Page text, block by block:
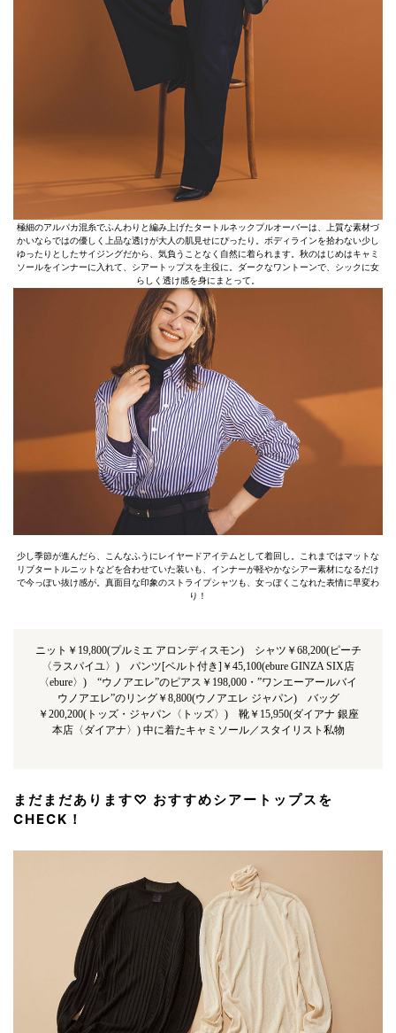
極細のアルパカ混糸でふんわりと編み上げたタートルネックプルオーバーは、上質な素材づ
かいならではの優しく上品な透けが大人の肌見せにぴったり。ボディラインを拾わない少し
ゆったりとしたサイジングだから、気負うことなく自然に着られます。秋のはじめはキャミ
ソールをインナーに入れて、シアートップスを主役に。ダークなワントーンで、シックに女
らしく透け感を身にまとって。
少し季節が進んだら、こんなふうにレイヤードアイテムとして着回し。これまではマットな
リブタートルニットなどを合わせていた装いも、インナーが軽やかなシアー素材になるだけ
で今っぽい抜け感が。真面目な印象のストライプシャツも、女っぽくこなれた表情に早変わ
り！
ニット￥19,800(プルミエ アロンディスモン) シャツ￥68,200(ピーチ
〈ラスパイユ〉) パンツ[ベルト付き]￥45,100(ebure GINZA SIX店
〈ebure〉) “ウノアエレ”のピアス￥198,000・”ワンエーアールバイ
ウノアエレ”のリング￥8,800(ウノアエレ ジャパン) バッグ
￥200,200(トッズ・ジャパン〈トッズ〉) 靴￥15,950(ダイアナ 銀座
本店〈ダイアナ〉) 中に着たキャミソール／スタイリスト私物
まだまだあります♡ おすすめシアートップスを
CHECK！